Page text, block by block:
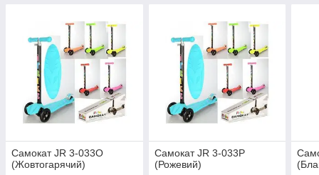
Самокат JR 3-033O
(Жовтогарячий)
Самокат JR 3-033P
(Рожевий)